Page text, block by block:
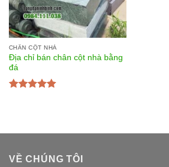
CHÂN CỘT NHÀ
Địa chỉ bán chân cột nhà bằng
đá
VỀ CHÚNG TÔI